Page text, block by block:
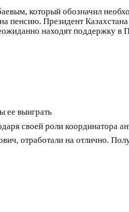
который обозначил
пенсию. Президент
находят поддержку в
ее выиграть
своей роли координатора
отработали на отлично.